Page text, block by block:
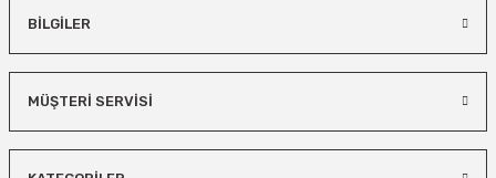
BİLGİLER
MÜŞTERİ SERVİSİ